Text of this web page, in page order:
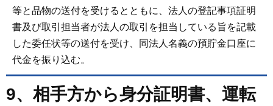
等と品物の送付を受けるとともに、法人の登記事項証明
書及び取引担当者が法人の取引を担当している旨を記載
した委任状等の送付を受け、同法人名義の預貯金口座に
代金を振り込む。
9、相手方から身分証明書、運転